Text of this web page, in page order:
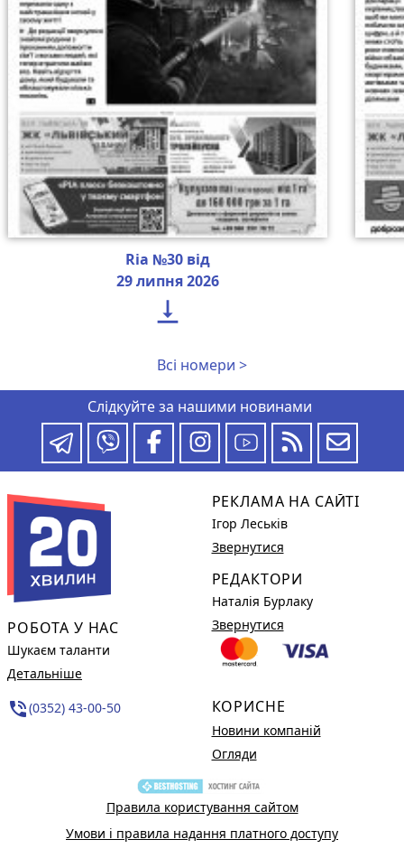
Ria №30 від
29 липня 2026

Всі номери >
Слідкуйте за нашими новинами
РОБОТА У НАС
Шукаєм таланти
Детальніше
phone_in_talk(0352) 43-00-50
РЕКЛАМА НА САЙТІ
Ігор Леськів
Звернутися
РЕДАКТОРИ
Наталія Бурлаку
Звернутися
КОРИСНЕ
Новини компаній
Огляди
Правила користування сайтом
Умови і правила надання платного доступу